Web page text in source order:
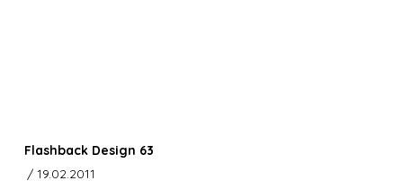
Flashback Design 63
/ 19.02.2011